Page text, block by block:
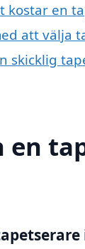
kostar en
att välja
skicklig
en